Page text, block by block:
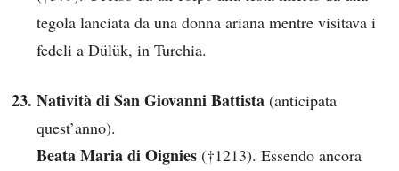
tegola lanciata da una donna ariana mentre visitava i
fedeli a Dülük, in Turchia.
Natività di San Giovanni Battista (anticipata
quest’anno).
Beata Maria di Oignies (†1213). Essendo ancora